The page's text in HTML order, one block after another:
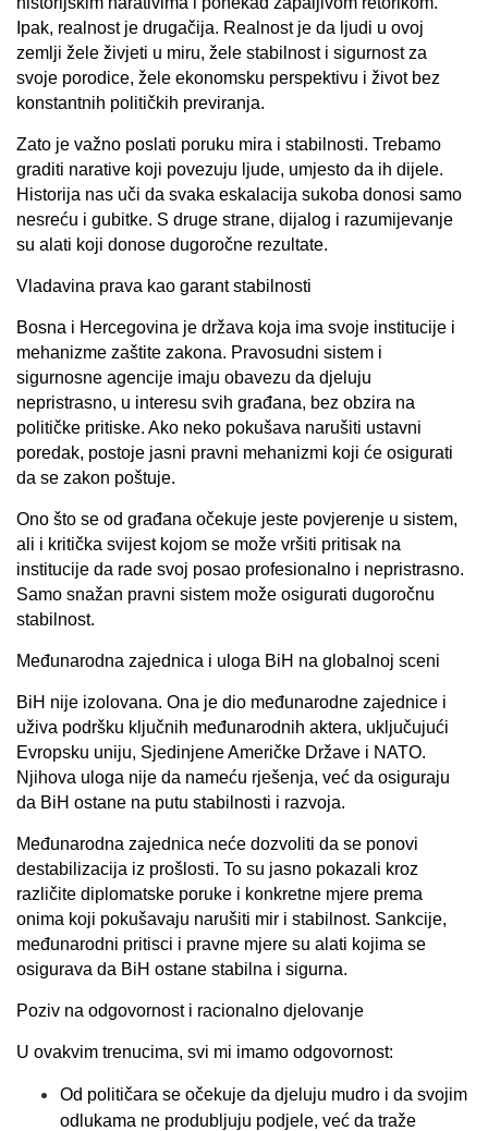
Ipak, realnost je drugačija. Realnost je da ljudi u ovoj
zemlji žele živjeti u miru, žele stabilnost i sigurnost za
svoje porodice, žele ekonomsku perspektivu i život bez
konstantnih političkih previranja.
Zato je važno poslati poruku mira i stabilnosti. Trebamo
graditi narative koji povezuju ljude, umjesto da ih dijele.
Historija nas uči da svaka eskalacija sukoba donosi samo
nesreću i gubitke. S druge strane, dijalog i razumijevanje
su alati koji donose dugoročne rezultate.
Vladavina prava kao garant stabilnosti
Bosna i Hercegovina je država koja ima svoje institucije i
mehanizme zaštite zakona. Pravosudni sistem i
sigurnosne agencije imaju obavezu da djeluju
nepristrasno, u interesu svih građana, bez obzira na
političke pritiske. Ako neko pokušava narušiti ustavni
poredak, postoje jasni pravni mehanizmi koji će osigurati
da se zakon poštuje.
Ono što se od građana očekuje jeste povjerenje u sistem,
ali i kritička svijest kojom se može vršiti pritisak na
institucije da rade svoj posao profesionalno i nepristrasno.
Samo snažan pravni sistem može osigurati dugoročnu
stabilnost.
Međunarodna zajednica i uloga BiH na globalnoj sceni
BiH nije izolovana. Ona je dio međunarodne zajednice i
uživa podršku ključnih međunarodnih aktera, uključujući
Evropsku uniju, Sjedinjene Američke Države i NATO.
Njihova uloga nije da nameću rješenja, već da osiguraju
da BiH ostane na putu stabilnosti i razvoja.
Međunarodna zajednica neće dozvoliti da se ponovi
destabilizacija iz prošlosti. To su jasno pokazali kroz
različite diplomatske poruke i konkretne mjere prema
onima koji pokušavaju narušiti mir i stabilnost. Sankcije,
međunarodni pritisci i pravne mjere su alati kojima se
osigurava da BiH ostane stabilna i sigurna.
Poziv na odgovornost i racionalno djelovanje
U ovakvim trenucima, svi mi imamo odgovornost:
Od političara se očekuje da djeluju mudro i da svojim
odlukama ne produbljuju podjele, već da traže